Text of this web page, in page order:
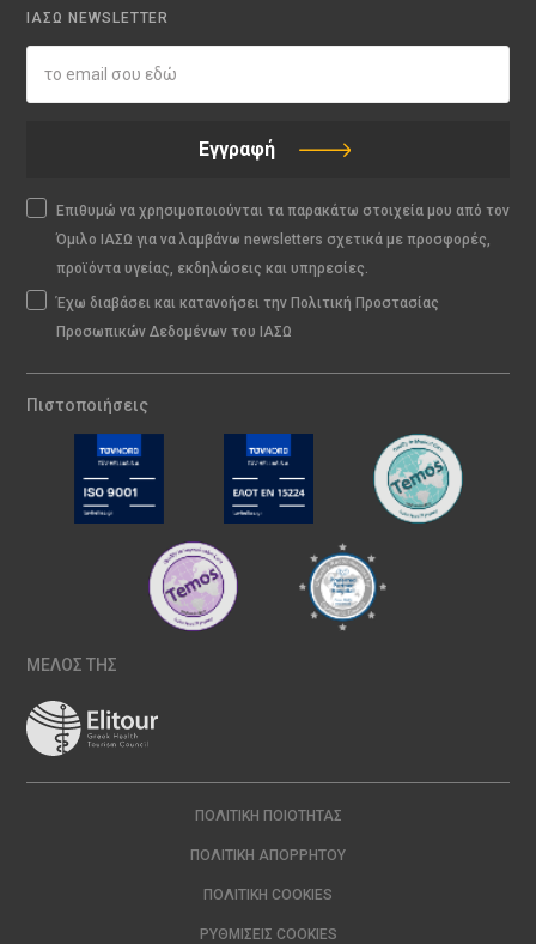
ΙΑΣΩ NEWSLETTER
Εγγραφή
Επιθυμώ να χρησιμοποιούνται τα παρακάτω στοιχεία μου από τον
Όμιλο ΙΑΣΩ για να λαμβάνω newsletters σχετικά με προσφορές,
προϊόντα υγείας, εκδηλώσεις και υπηρεσίες.
Έχω διαβάσει και κατανοήσει την Πολιτική Προστασίας
Προσωπικών Δεδομένων του ΙΑΣΩ
Πιστοποιήσεις
ΜΕΛΟΣ ΤΗΣ
ΠΟΛΙΤΙΚΉ ΠΟΙΌΤΗΤΑΣ
ΠΟΛΙΤΙΚΉ ΑΠΟΡΡΉΤΟΥ
ΠΟΛΙΤΙΚΉ COOKIES
ΡΥΘΜΊΣΕΙΣ COOKIES